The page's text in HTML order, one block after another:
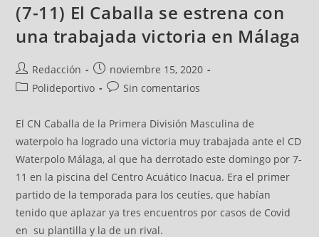
(7-11) El Caballa se estrena con
una trabajada victoria en Málaga
Redacción
noviembre 15, 2020
Polideportivo
Sin comentarios
El CN Caballa de la Primera División Masculina de
waterpolo ha logrado una victoria muy trabajada ante el CD
Waterpolo Málaga, al que ha derrotado este domingo por 7-
11 en la piscina del Centro Acuático Inacua. Era el primer
partido de la temporada para los ceutíes, que habían
tenido que aplazar ya tres encuentros por casos de Covid
en su plantilla y la de un rival.